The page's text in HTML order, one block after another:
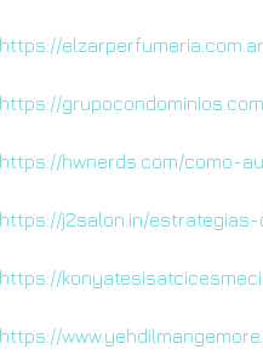
https://
https://
https://hwnerds.com/como-
https://j2salon.in/
https://
https://